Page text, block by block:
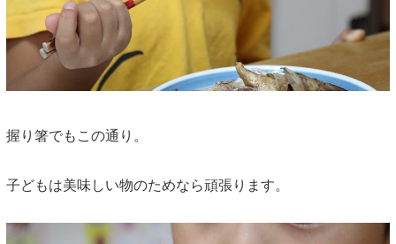
握り箸でもこの通り。
子どもは美味しい物のためなら頑張ります。